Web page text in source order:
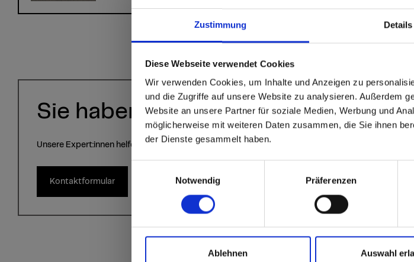
Zustimmung Details
Diese Webseite verwendet Cookies
Wir verwenden Cookies, um Inhalte und Anzeigen zu
und die Zugriffe auf unsere Website zu analysieren. Außerdem
Website an unsere Partner für soziale Medien, Werbung und
möglicherweise mit weiteren Daten zusammen, die Sie ihnen
der Dienste gesammelt haben.
Notwendig
Präferenzen
Ablehnen Auswahl
sr.modal is not closeable
Are you based in the
Staaten?
Go to the Fundermax North America website directly
and the rest of the world!
Click here to go to the Fundermax North America
Sie haben Fragen?
Unsere Expert:innen helfen Ihnen gerne weiter!
Kontaktformular